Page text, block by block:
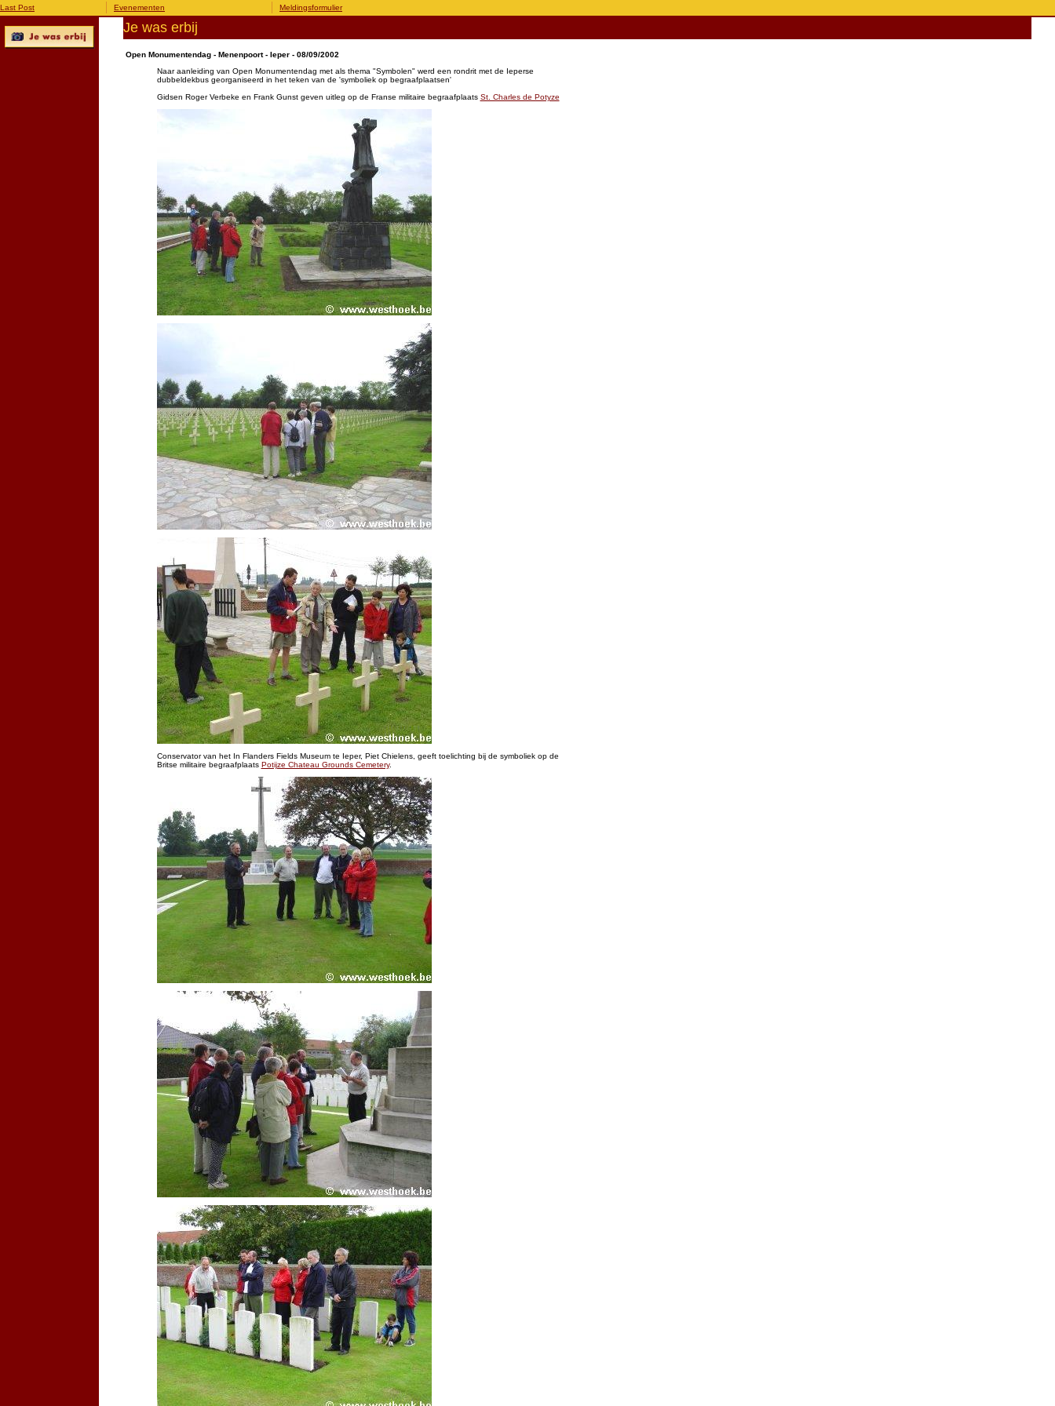
Last Post Evenementen Meldingsformulier
Je was erbij
Open Monumentendag - Menenpoort - Ieper - 08/09/2002
Naar aanleiding van Open Monumentendag met als thema "Symbolen" werd een rondrit met de Ieperse
dubbeldekbus georganiseerd in het teken van de 'symboliek op begraafplaatsen'
Gidsen Roger Verbeke en Frank Gunst geven uitleg op de Franse militaire begraafplaats St. Charles de Potyze
Conservator van het In Flanders Fields Museum te Ieper, Piet Chielens, geeft toelichting bij de symboliek op de
Britse militaire begraafplaats Potijze Chateau Grounds Cemetery.